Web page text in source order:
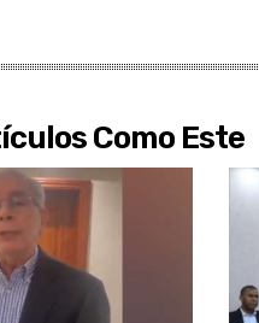
Como Este